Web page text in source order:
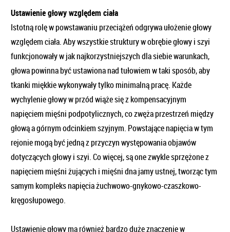
Ustawienie głowy względem ciała
Istotną rolę w powstawaniu przeciążeń odgrywa ułożenie głowy
względem ciała. Aby wszystkie struktury w obrębie głowy i szyi
funkcjonowały w jak najkorzystniejszych dla siebie warunkach,
głowa powinna być ustawiona nad tułowiem w taki sposób, aby
tkanki miękkie wykonywały tylko minimalną pracę. Każde
wychylenie głowy w przód wiąże się z kompensacyjnym
napięciem mięśni podpotylicznych, co zwęża przestrzeń między
głową a górnym odcinkiem szyjnym. Powstające napięcia w tym
rejonie mogą być jedną z przyczyn występowania objawów
dotyczących głowy i szyi. Co więcej, są one zwykle sprzężone z
napięciem mięśni żujących i mięśni dna jamy ustnej, tworząc tym
samym kompleks napięcia żuchwowo-gnykowo-czaszkowo-
kręgosłupowego.
Ustawienie głowy ma również bardzo duże znaczenie w